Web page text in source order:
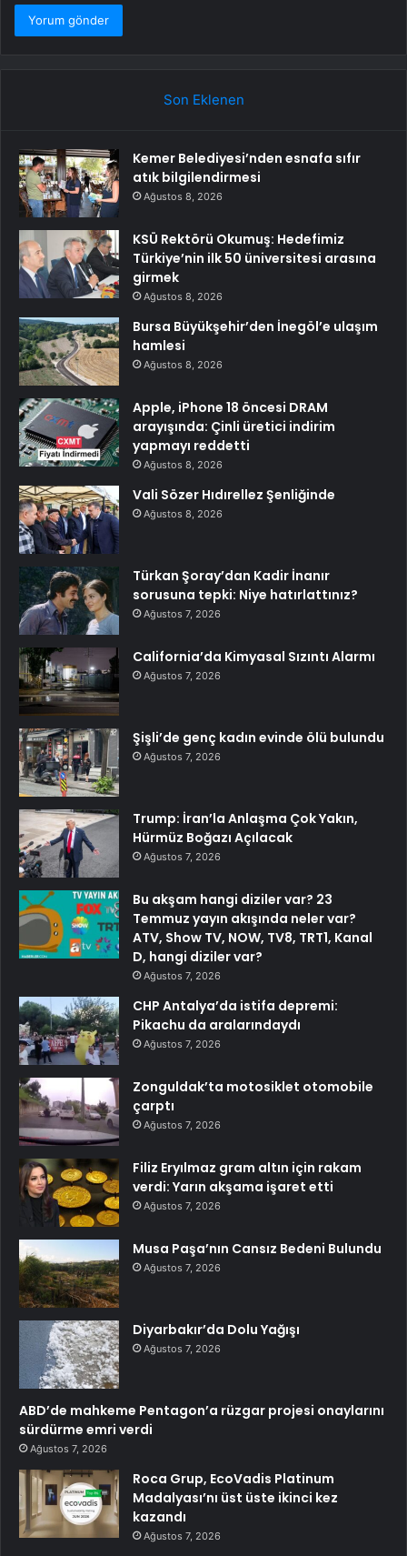
Son Eklenen
Kemer Belediyesi’nden esnafa sıfır
atık bilgilendirmesi
Ağustos 8, 2026
KSÜ Rektörü Okumuş: Hedefimiz
Türkiye’nin ilk 50 üniversitesi arasına
girmek
Ağustos 8, 2026
Bursa Büyükşehir’den İnegöl’e ulaşım
hamlesi
Ağustos 8, 2026
Apple, iPhone 18 öncesi DRAM
arayışında: Çinli üretici indirim
yapmayı reddetti
Ağustos 8, 2026
Vali Sözer Hıdırellez Şenliğinde
Ağustos 8, 2026
Türkan Şoray’dan Kadir İnanır
sorusuna tepki: Niye hatırlattınız?
Ağustos 7, 2026
California’da Kimyasal Sızıntı Alarmı
Ağustos 7, 2026
Şişli’de genç kadın evinde ölü bulundu
Ağustos 7, 2026
Trump: İran’la Anlaşma Çok Yakın,
Hürmüz Boğazı Açılacak
Ağustos 7, 2026
Bu akşam hangi diziler var? 23
Temmuz yayın akışında neler var?
ATV, Show TV, NOW, TV8, TRT1, Kanal
D, hangi diziler var?
Ağustos 7, 2026
CHP Antalya’da istifa depremi:
Pikachu da aralarındaydı
Ağustos 7, 2026
Zonguldak’ta motosiklet otomobile
çarptı
Ağustos 7, 2026
Filiz Eryılmaz gram altın için rakam
verdi: Yarın akşama işaret etti
Ağustos 7, 2026
Musa Paşa’nın Cansız Bedeni Bulundu
Ağustos 7, 2026
Diyarbakır’da Dolu Yağışı
Ağustos 7, 2026
ABD’de mahkeme Pentagon’a rüzgar projesi onaylarını
sürdürme emri verdi
Ağustos 7, 2026
Roca Grup, EcoVadis Platinum
Madalyası’nı üst üste ikinci kez
kazandı
Ağustos 7, 2026